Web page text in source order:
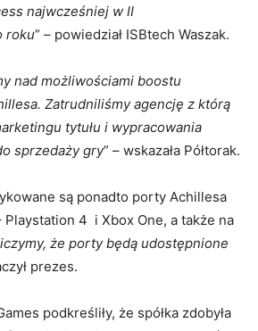
najwcześniej w II
roku” – powiedział ISBtech Waszak.
nad możliwościami boostu
Zatrudniliśmy agencję z którą
tytułu i wypracowania
sprzedaży gry” – wskazała Półtorak.
są ponadto porty Achillesa
Playstation 4 i Xbox One, a także na
że porty będą udostępnione
prezes.
podkreśliły, że spółka zdobyła